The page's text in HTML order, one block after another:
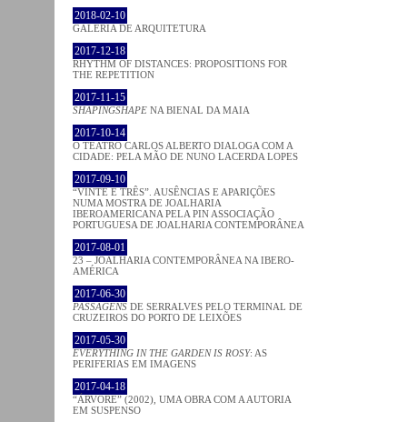
2018-02-10
GALERIA DE ARQUITETURA
2017-12-18
RHYTHM OF DISTANCES: PROPOSITIONS FOR
THE REPETITION
2017-11-15
SHAPINGSHAPE NA BIENAL DA MAIA
2017-10-14
O TEATRO CARLOS ALBERTO DIALOGA COM A
CIDADE: PELA MÃO DE NUNO LACERDA LOPES
2017-09-10
“VINTE E TRÊS”. AUSÊNCIAS E APARIÇÕES
NUMA MOSTRA DE JOALHARIA
IBEROAMERICANA PELA PIN ASSOCIAÇÃO
PORTUGUESA DE JOALHARIA CONTEMPORÂNEA
2017-08-01
23 – JOALHARIA CONTEMPORÂNEA NA IBERO-
AMÉRICA
2017-06-30
PASSAGENS DE SERRALVES PELO TERMINAL DE
CRUZEIROS DO PORTO DE LEIXÕES
2017-05-30
EVERYTHING IN THE GARDEN IS ROSY: AS
PERIFERIAS EM IMAGENS
2017-04-18
“ÁRVORE” (2002), UMA OBRA COM A AUTORIA
EM SUSPENSO